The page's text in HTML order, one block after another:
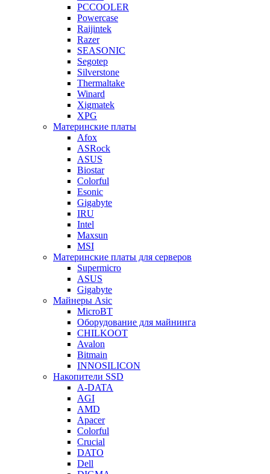
PCCOOLER
Powercase
Raijintek
Razer
SEASONIC
Segotep
Silverstone
Thermaltake
Winard
Xigmatek
XPG
Материнские платы
Afox
ASRock
ASUS
Biostar
Colorful
Esonic
Gigabyte
IRU
Intel
Maxsun
MSI
Материнские платы для серверов
Supermicro
ASUS
Gigabyte
Майнеры Asic
MicroBT
Оборудование для майнинга
CHILKOOT
Avalon
Bitmain
INNOSILICON
Накопители SSD
A-DATA
AGI
AMD
Apacer
Colorful
Crucial
DATO
Dell